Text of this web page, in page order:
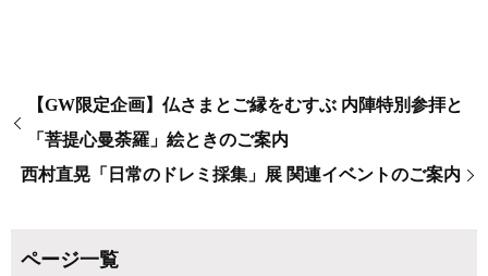
【GW限定企画】仏さまとご縁をむすぶ 内陣特別参拝と
「菩提心曼荼羅」絵ときのご案内
西村直晃「日常のドレミ採集」展 関連イベントのご案内